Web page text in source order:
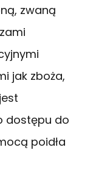
zwaną
jak zboża,
dostępu do
poidła